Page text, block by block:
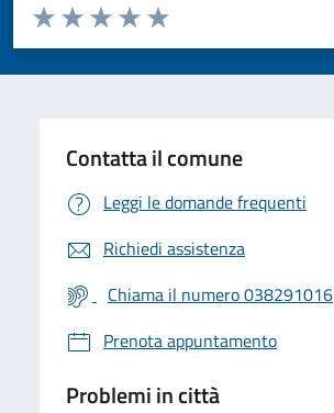
Valuta da 1 a 5 stelle la pagina
Valuta 5 stelle su 5
Valuta 4 stelle su 5
Valuta 3 stelle su 5
Valuta 2 stelle su 5
Valuta 1 stelle su 5
Contatta il comune
Leggi le domande frequenti
Richiedi assistenza
Chiama il numero 038291016
Prenota appuntamento
Problemi in città